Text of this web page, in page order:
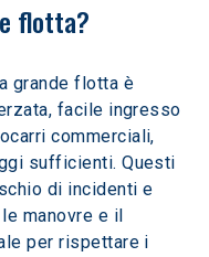
flotta?
grande flotta è
facile ingresso
commerciali,
sufficienti. Questi
di incidenti e
manovre e il
per rispettare i